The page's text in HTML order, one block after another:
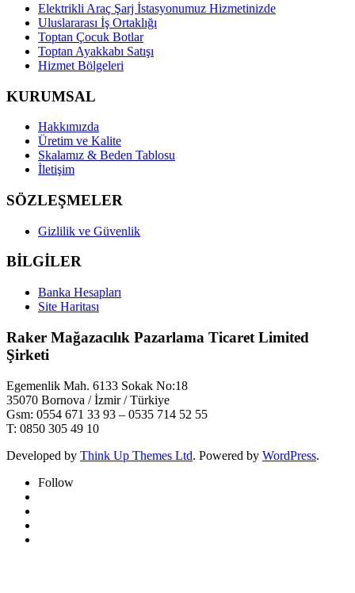
Elektrikli Araç Şarj İstasyonumuz Hizmetinizde
Uluslararası İş Ortaklığı
Toptan Çocuk Botlar
Toptan Ayakkabı Satışı
Hizmet Bölgeleri
KURUMSAL
Hakkımızda
Üretim ve Kalite
Skalamız & Beden Tablosu
İletişim
SÖZLEŞMELER
Gizlilik ve Güvenlik
BİLGİLER
Banka Hesapları
Site Haritası
Raker Mağazacılık Pazarlama Ticaret Limited
Şirketi
Egemenlik Mah. 6133 Sokak No:18
35070 Bornova / İzmir / Türkiye
Gsm: 0554 671 33 93 – 0535 714 52 55
T: 0850 305 49 10
Developed by Think Up Themes Ltd. Powered by WordPress.
Follow